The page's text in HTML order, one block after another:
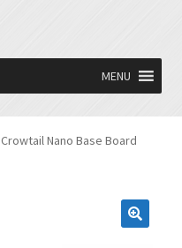
MENU
Crowtail Nano Base Board